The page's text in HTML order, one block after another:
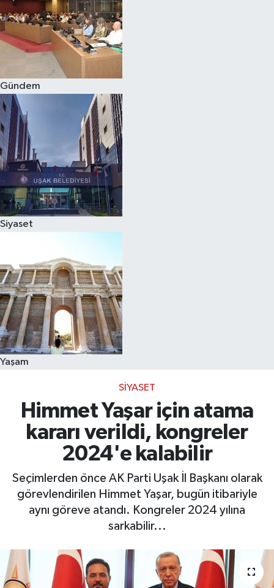
Gündem
Siyaset
Yaşam
SIYASET
Himmet Yaşar için atama
kararı verildi, kongreler
2024'e kalabilir
Seçimlerden önce AK Parti Uşak İl Başkanı olarak
görevlendirilen Himmet Yaşar, bugün itibariyle
aynı göreve atandı. Kongreler 2024 yılına
sarkabilir...